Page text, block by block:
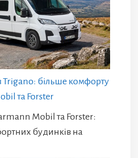
Trigano: більше комфорту
та Forster
Mobil та Forster:
будинків на